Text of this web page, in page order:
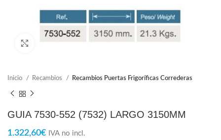
Click para ampliar
Inicio Recambios Recambios Puertas Frigoríficas Correderas
GUIA 7530-552 (7532) LARGO 3150MM
1.322,60€ IVA no incl.